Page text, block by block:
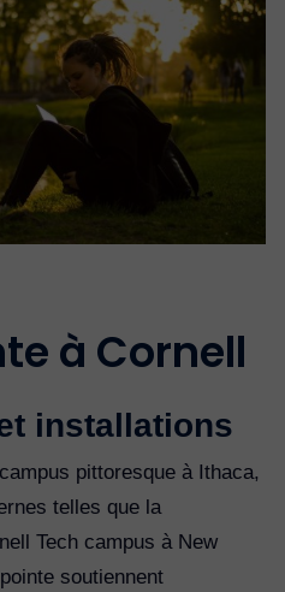
à Cornell
installations
pittoresque à Ithaca,
telles que la
Tech campus à New
soutiennent